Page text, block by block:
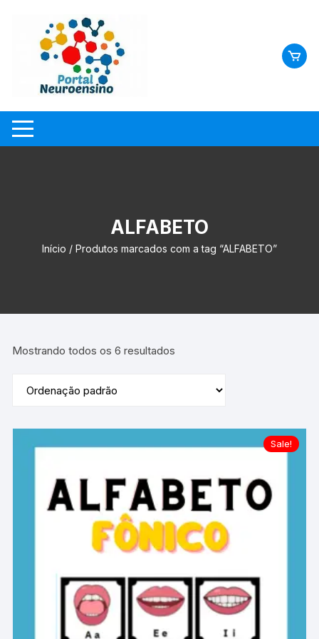
ALFABETO
Início / Produtos marcados com a tag “ALFABETO”
Mostrando todos os 6 resultados
Sale!